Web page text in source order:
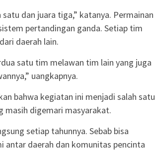
dan juara tiga,” katanya. Permainan
pertandingan ganda. Setiap tim
daerah lain.
satu tim melawan tim lain yang juga
uangkapnya.
bahwa kegiatan ini menjadi salah satu
masih digemari masyarakat.
setiap tahunnya. Sebab bisa
daerah dan komunitas pencinta